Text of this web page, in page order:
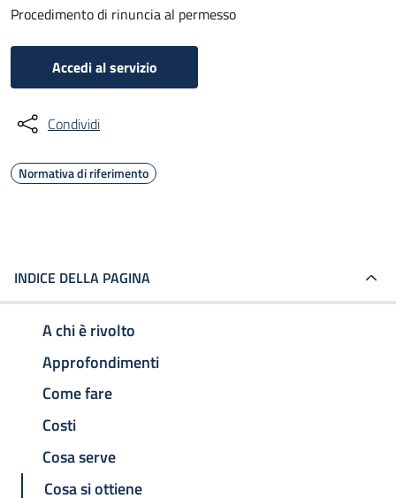
Procedimento di rinuncia al permesso
Accedi al servizio
Condividi
Normativa di riferimento
INDICE DELLA PAGINA
A chi è rivolto
Approfondimenti
Come fare
Costi
Cosa serve
Cosa si ottiene